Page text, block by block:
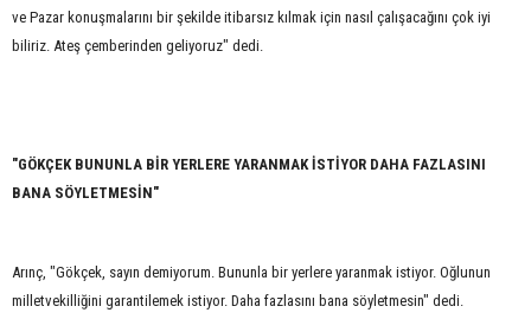
ve Pazar konuşmalarını bir şekilde itibarsız kılmak için nasıl çalışacağını çok iyi
biliriz. Ateş çemberinden geliyoruz" dedi.
"GÖKÇEK BUNUNLA BİR YERLERE YARANMAK İSTİYOR DAHA FAZLASINI
BANA SÖYLETMESİN"
Arınç, "Gökçek, sayın demiyorum. Bununla bir yerlere yaranmak istiyor. Oğlunun
milletvekilliğini garantilemek istiyor. Daha fazlasını bana söyletmesin" dedi.